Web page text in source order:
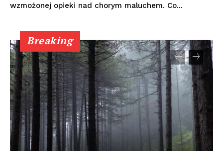
wzmożonej opieki nad chorym maluchem. Co...
Breaking